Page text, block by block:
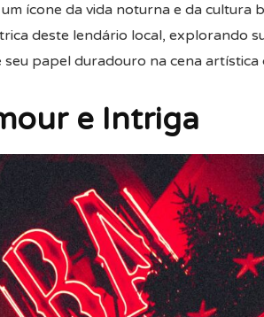
ícone da vida noturna e da cultura
deste lendário local, explorando
papel duradouro na cena artística
e Intriga